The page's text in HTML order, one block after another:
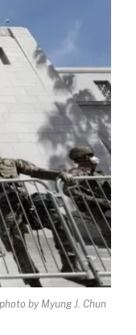
by Myung J. Chun